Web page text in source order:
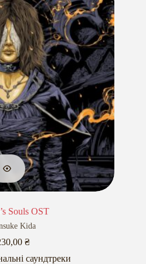
Souls OST
Kida
₴
саундтреки